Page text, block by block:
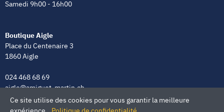
Samedi 9h00 - 16h00
Boutique Aigle
Place du Centenaire 3
1860 Aigle
024 468 68 69
aigle@amiguet-martin.ch
Lundi - Vendredi 8h00 - 12h00 | 13h30 - 18h30
Ce site utilise des cookies pour vous garantir la meilleure